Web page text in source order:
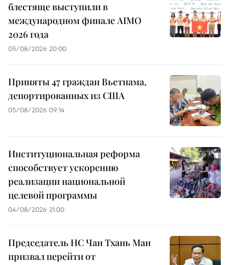
блестяще выступили в
международном финале AIMO
2026 года
05/08/2026 20:00
Приняты 47 граждан Вьетнама,
депортированных из США
05/08/2026 09:14
Институциональная реформа
способствует ускорению
реализации национальной
целевой программы
04/08/2026 21:00
Председатель НС Чан Тхань Ман
призвал перейти от